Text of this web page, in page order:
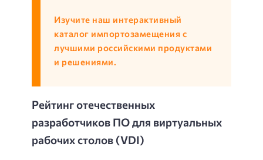
Изучите наш интерактивный
каталог импортозамещения с
лучшими российскими продуктами
и решениями.
Рейтинг отечественных
разработчиков ПО для виртуальных
рабочих столов (VDI)